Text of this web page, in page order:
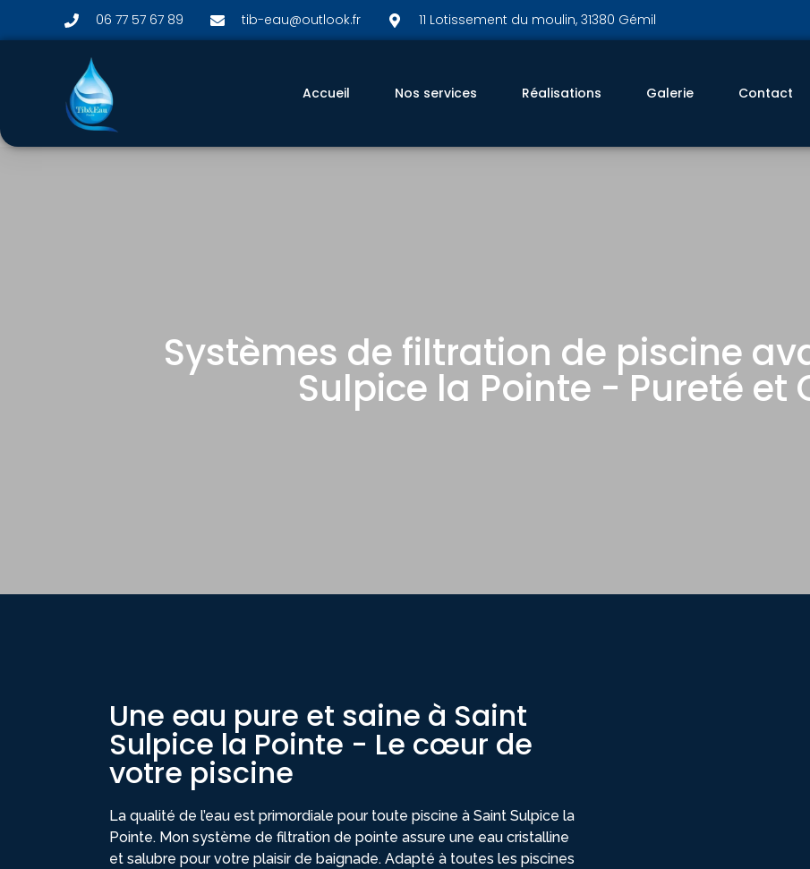
06 77 57 67 89 tib-eau@outlook.fr 11 Lotissement du moulin, 31380 Gémil
Accueil Nos services Réalisations Galerie Contact
Systèmes de filtration de piscine
Sulpice la Pointe - Pureté et
Une eau pure et saine à Saint
Sulpice la Pointe - Le cœur de
votre piscine
La qualité de l’eau est primordiale pour toute piscine à Saint Sulpice la
Pointe. Mon système de filtration de pointe assure une eau cristalline
et salubre pour votre plaisir de baignade. Adapté à toutes les piscines